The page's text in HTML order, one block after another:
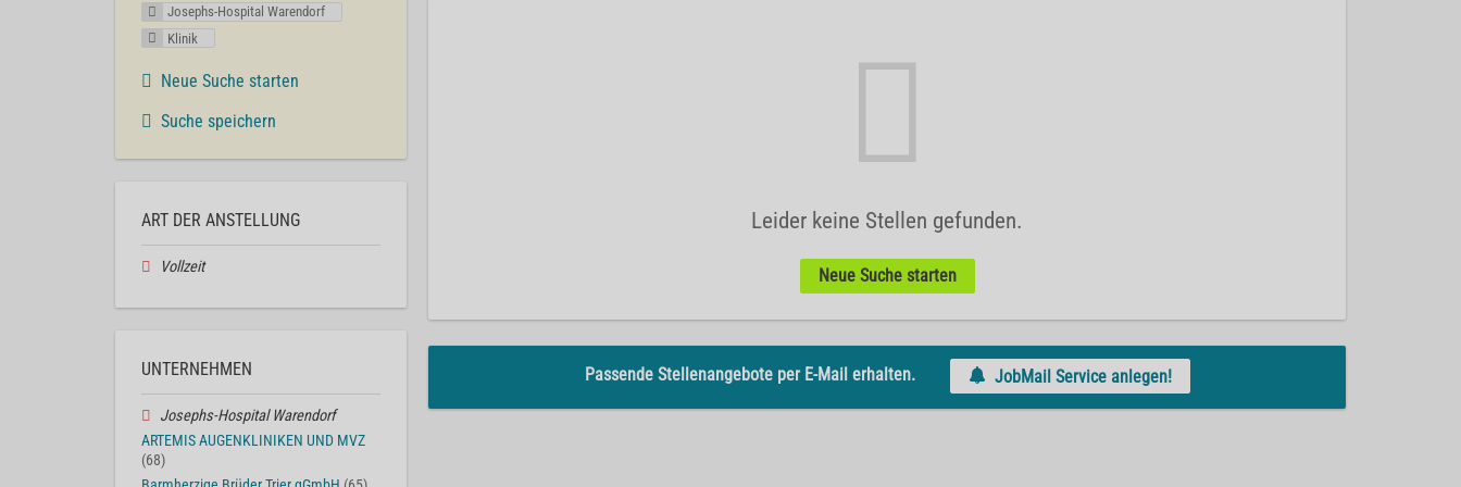
Leider keine Stellen gefunden.
Neue Suche starten
Passende Stellenangebote per E-Mail erhalten. JobMail Service anlegen!
Josephs-Hospital Warendorf
Klinik
Neue Suche starten
Suche speichern
ART DER ANSTELLUNG
Vollzeit
UNTERNEHMEN
Josephs-Hospital Warendorf
ARTEMIS AUGENKLINIKEN UND MVZ
(68)